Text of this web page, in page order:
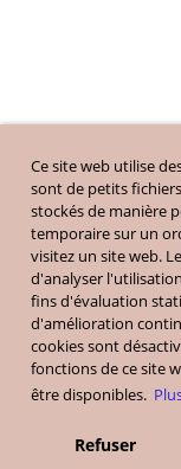
Ce site web utilise
sont de petits
stockés de manière
temporaire sur un
visitez un site web.
d'analyser
fins d'évaluation
d'amélioration
cookies sont
fonctions de ce site
être disponibles.
Refuser